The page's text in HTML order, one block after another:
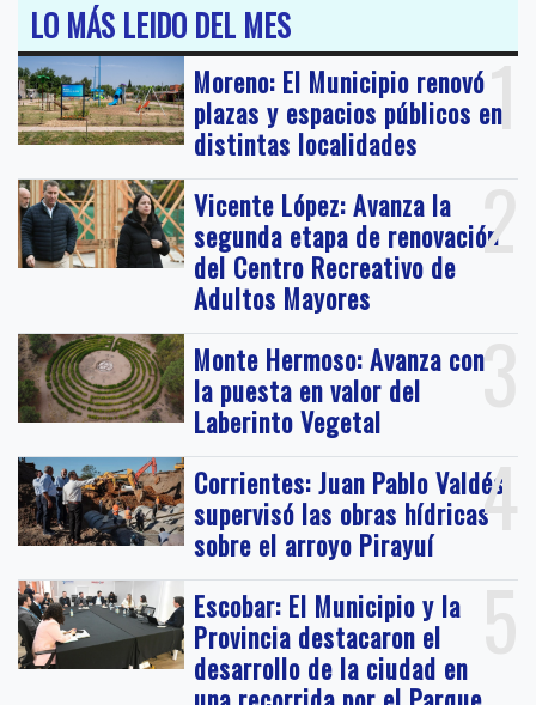
LO MÁS LEIDO DEL MES
1
Moreno: El Municipio renovó
plazas y espacios públicos en
distintas localidades
2
Vicente López: Avanza la
segunda etapa de renovación
del Centro Recreativo de
Adultos Mayores
3
Monte Hermoso: Avanza con
la puesta en valor del
Laberinto Vegetal
4
Corrientes: Juan Pablo Valdés
supervisó las obras hídricas
sobre el arroyo Pirayuí
5
Escobar: El Municipio y la
Provincia destacaron el
desarrollo de la ciudad en